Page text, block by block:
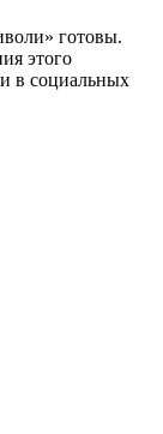
готовы.
этого
в социальных